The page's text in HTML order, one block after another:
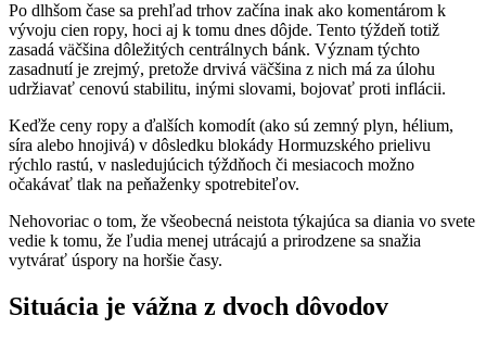
Po dlhšom čase sa prehľad trhov začína inak ako komentárom k
vývoju cien ropy, hoci aj k tomu dnes dôjde. Tento týždeň totiž
zasadá väčšina dôležitých centrálnych bánk. Význam týchto
zasadnutí je zrejmý, pretože drvivá väčšina z nich má za úlohu
udržiavať cenovú stabilitu, inými slovami, bojovať proti inflácii.
Keďže ceny ropy a ďalších komodít (ako sú zemný plyn, hélium,
síra alebo hnojivá) v dôsledku blokády Hormuzského prielivu
rýchlo rastú, v nasledujúcich týždňoch či mesiacoch možno
očakávať tlak na peňaženky spotrebiteľov.
Nehovoriac o tom, že všeobecná neistota týkajúca sa diania vo svete
vedie k tomu, že ľudia menej utrácajú a prirodzene sa snažia
vytvárať úspory na horšie časy.
Situácia je vážna z dvoch dôvodov